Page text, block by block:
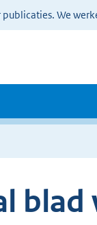
We
blad